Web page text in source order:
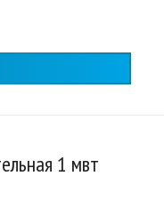
1 мвт